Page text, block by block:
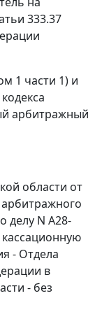
333.37
1 части 1) и
арбитражный
области от
делу N А28-
- Отдела
в
- без